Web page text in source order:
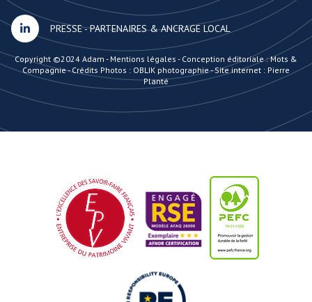
PRESSE-PARTENAIRES & ANCRAGE LOCAL
Copyright ©2024 Adam - Mentions légales - Conception éditoriale : Mots &
Compagnie-Crédits Photos : OBLIK photographie-Site internet : Pierre
Planté